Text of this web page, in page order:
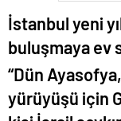
İstanbul yeni
buluşmaya ev
“Dün
yürüyüşü için